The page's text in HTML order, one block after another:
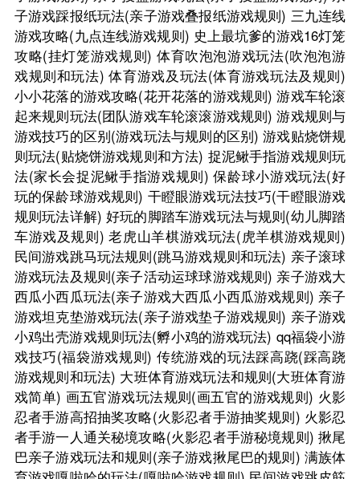
子游戏踩报纸玩法(亲子游戏叠报纸游戏规则) 三九连线
游戏攻略(九点连线游戏规则) 史上最坑爹的游戏16灯笼
攻略(挂灯笼游戏规则) 体育吹泡泡游戏玩法(吹泡泡游
戏规则和玩法) 体育游戏及玩法(体育游戏玩法及规则)
小小花落的游戏攻略(花开花落的游戏规则) 游戏车轮滚
起来规则玩法(团队游戏车轮滚滚游戏规则) 游戏规则与
游戏技巧的区别(游戏玩法与规则的区别) 游戏贴烧饼规
则玩法(贴烧饼游戏规则和方法) 捉泥鳅手指游戏规则玩
法(家长会捉泥鳅手指游戏规则) 保龄球小游戏玩法(好
玩的保龄球游戏规则) 干瞪眼游戏玩法技巧(干瞪眼游戏
规则玩法详解) 好玩的脚踏车游戏玩法与规则(幼儿脚踏
车游戏及规则) 老虎山羊棋游戏玩法(虎羊棋游戏规则)
民间游戏跳马玩法规则(跳马游戏规则和玩法) 亲子滚球
游戏玩法及规则(亲子活动运球球游戏规则) 亲子游戏大
西瓜小西瓜玩法(亲子游戏大西瓜小西瓜游戏规则) 亲子
游戏坦克垫游戏玩法(亲子游戏垫子游戏规则) 亲子游戏
小鸡出壳游戏规则玩法(孵小鸡的游戏玩法) qq福袋小游
戏技巧(福袋游戏规则) 传统游戏的玩法踩高跷(踩高跷
游戏规则和玩法) 大班体育游戏玩法和规则(大班体育游
戏简单) 画五官游戏玩法规则(画五官的游戏规则) 火影
忍者手游高招抽奖攻略(火影忍者手游抽奖规则) 火影忍
者手游一人通关秘境攻略(火影忍者手游秘境规则) 揪尾
巴亲子游戏玩法和规则(亲子游戏揪尾巴的规则) 满族体